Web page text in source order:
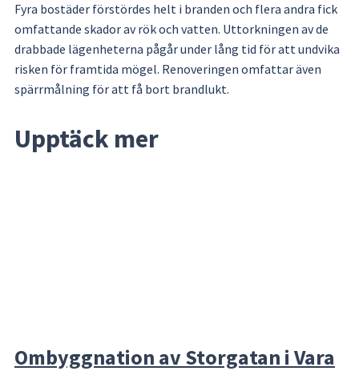
Fyra bostäder förstördes helt i branden och flera andra fick
omfattande skador av rök och vatten. Uttorkningen av de
drabbade lägenheterna pågår under lång tid för att undvika
risken för framtida mögel. Renoveringen omfattar även
spärrmålning för att få bort brandlukt.
Upptäck mer
Ombyggnation av Storgatan i Vara